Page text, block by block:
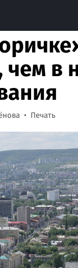
в
Печать